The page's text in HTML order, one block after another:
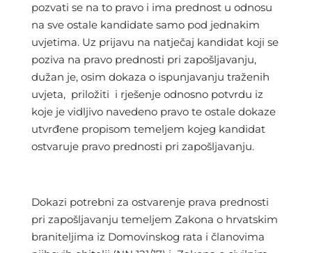
pozvati se na to pravo i ima prednost u odnosu
na sve ostale kandidate samo pod jednakim
uvjetima. Uz prijavu na natječaj kandidat koji se
poziva na pravo prednosti pri zapošljavanju,
dužan je, osim dokaza o ispunjavanju traženih
uvjeta, priložiti i rješenje odnosno potvrdu iz
koje je vidljivo navedeno pravo te ostale dokaze
utvrđene propisom temeljem kojeg kandidat
ostvaruje pravo prednosti pri zapošljavanju.
Dokazi potrebni za ostvarenje prava prednosti
pri zapošljavanju temeljem Zakona o hrvatskim
braniteljima iz Domovinskog rata i članovima